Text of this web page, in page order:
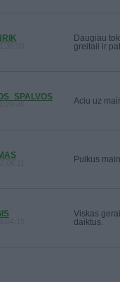
Daugiau
greitaii ir
Aciu uz
Puikus
Viskas
daiktus.